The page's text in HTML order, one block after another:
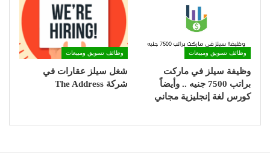
وظائف تسويق ومبيعات
وظيفة سيلز في ماركت
براتب 7500 جنيه .. وأيضاً
كورس لغة إنجليزية مجاني
وظائف تسويق ومبيعات
شغل سيلز عقارات في
شركة The Address